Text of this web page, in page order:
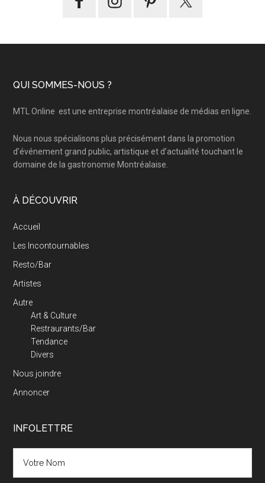
Footer
QUI SOMMES-NOUS ?
MTL Online est une entreprise montréalaise de médias en ligne.
Nous nous spécialisons plus précisément dans la promotion
d’événement grand public, artistique et d’actualité touchant le
domaine de la gastronomie Montréalaise.
À DÉCOUVRIR
Accueil
Les Incontournables
Resto/Bar
Artistes
Autre
Art & Culture
Restraurants/Bar
Tendance
Divers
Nous joindre
Annoncer
INFOLETTRE